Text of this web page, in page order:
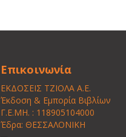
Επικοινωνία
ΕΚΔΟΣΕΙΣ ΤΖΙΟΛΑ Α.Ε.
Έκδοση & Εμπορία Βιβλίων
Γ.Ε.ΜΗ. : 118905104000
Έδρα: ΘΕΣΣΑΛΟΝΙΚΗ